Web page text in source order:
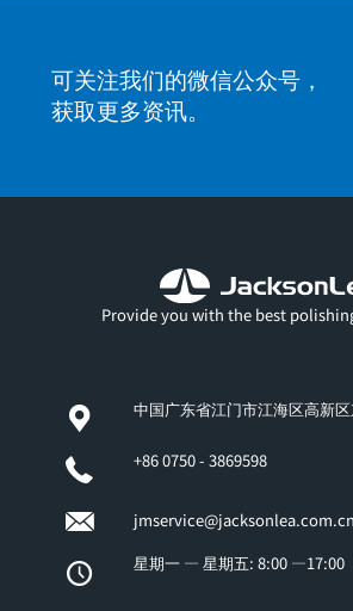
可关注我们的微信公众号，
获取更多资讯。
Provide you with the best
中国广东省江门市江海区高新
+86 0750 - 3869598
jmservice@jacksonlea.com.cn
星期一 — 星期五: 8:00 —17:00